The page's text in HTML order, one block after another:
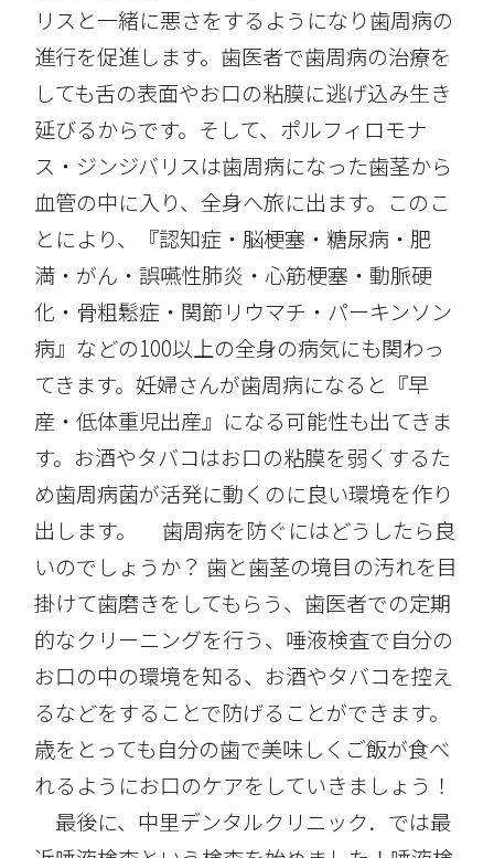
リスと一緒に悪さをするようになり歯周病の
進行を促進します。歯医者で歯周病の治療を
しても舌の表面やお口の粘膜に逃げ込み生き
延びるからです。そして、ポルフィロモナ
ス・ジンジバリスは歯周病になった歯茎から
血管の中に入り、全身へ旅に出ます。このこ
とにより、『認知症・脳梗塞・糖尿病・肥
満・がん・誤嚥性肺炎・心筋梗塞・動脈硬
化・骨粗鬆症・関節リウマチ・パーキンソン
病』などの100以上の全身の病気にも関わっ
てきます。妊婦さんが歯周病になると『早
産・低体重児出産』になる可能性も出てきま
す。お酒やタバコはお口の粘膜を弱くするた
め歯周病菌が活発に動くのに良い環境を作り
出します。 歯周病を防ぐにはどうしたら良
いのでしょうか？ 歯と歯茎の境目の汚れを目
掛けて歯磨きをしてもらう、歯医者での定期
的なクリーニングを行う、唾液検査で自分の
お口の中の環境を知る、お酒やタバコを控え
るなどをすることで防げることができます。
歳をとっても自分の歯で美味しくご飯が食べ
れるようにお口のケアをしていきましょう！
最後に、中里デンタルクリニック．では最